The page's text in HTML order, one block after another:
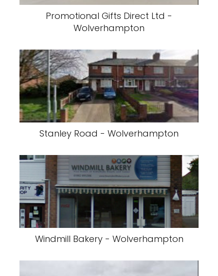
Promotional Gifts Direct Ltd -
Wolverhampton
Stanley Road - Wolverhampton
Windmill Bakery - Wolverhampton